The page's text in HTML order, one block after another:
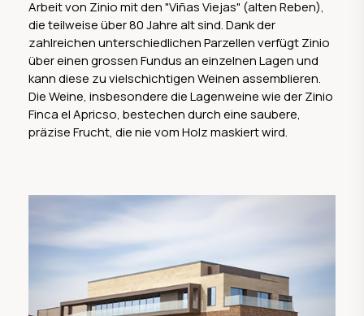
Arbeit von Zinio mit den "Viñas Viejas" (alten Reben),
die teilweise über 80 Jahre alt sind. Dank der
zahlreichen unterschiedlichen Parzellen verfügt Zinio
über einen grossen Fundus an einzelnen Lagen und
kann diese zu vielschichtigen Weinen assemblieren.
Die Weine, insbesondere die Lagenweine wie der Zinio
Finca el Apricso, bestechen durch eine saubere,
präzise Frucht, die nie vom Holz maskiert wird.